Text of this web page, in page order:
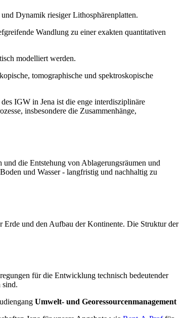
Dynamik riesiger Lithosphärenplatten.
Wandlung zu einer exakten quantitativen
modelliert werden.
tomographische und spektroskopische
IGW in Jena ist die enge interdisziplinäre
insbesondere die Zusammenhänge,
die Entstehung von Ablagerungsräumen und
und Wasser - langfristig und nachhaltig zu
Erde und den Aufbau der Kontinente. Die Struktur der
für die Entwicklung technisch bedeutender
sind.
Umwelt- und Georessourcenmanagement